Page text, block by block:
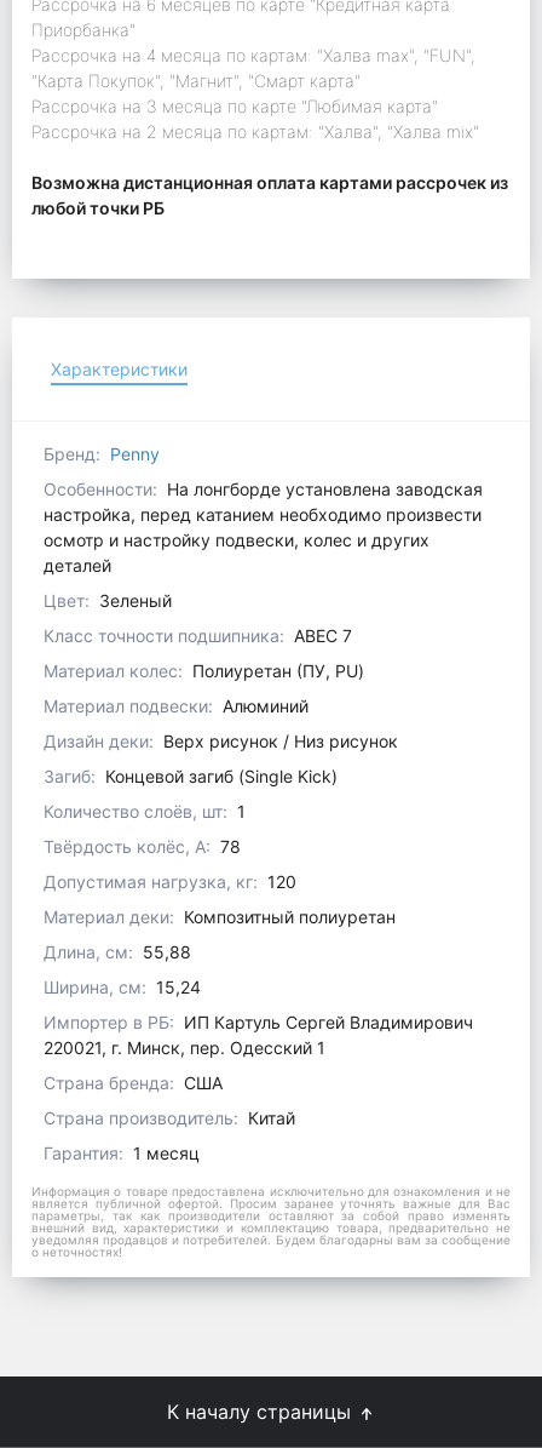
Приорбанка"
Рассрочка на 4 месяца по картам: "Халва max", "FUN",
"Карта Покупок", "Магнит", "Смарт карта"
Рассрочка на 3 месяца по карте "Любимая карта"
Рассрочка на 2 месяца по картам: "Халва", "Халва mix"
Возможна дистанционная оплата картами рассрочек из
любой точки РБ
Характеристики
Бренд: Penny
Особенности: На лонгборде установлена заводская
настройка, перед катанием необходимо произвести
осмотр и настройку подвески, колес и других
деталей
Цвет: Зеленый
Класс точности подшипника: ABEC 7
Материал колес: Полиуретан (ПУ, PU)
Материал подвески: Алюминий
Дизайн деки: Верх рисунок / Низ рисунок
Загиб: Концевой загиб (Single Kick)
Количество слоёв, шт: 1
Твёрдость колёс, А: 78
Допустимая нагрузка, кг: 120
Материал деки: Композитный полиуретан
Длина, см: 55,88
Ширина, см: 15,24
Импортер в РБ: ИП Картуль Сергей Владимирович
220021, г. Минск, пер. Одесский 1
Страна бренда: США
Страна производитель: Китай
Гарантия: 1 месяц
Информация о товаре предоставлена исключительно для ознакомления и не
является публичной офертой. Просим заранее уточнять важные для Вас
параметры, так как производители оставляют за собой право изменять
внешний вид, характеристики и комплектацию товара, предварительно не
уведомляя продавцов и потребителей. Будем благодарны вам за сообщение
о неточностях!
К началу страницы